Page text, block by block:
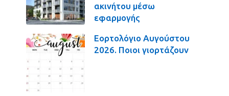
ακινήτου μέσω
εφαρμογής
Εορτολόγιο Αυγούστου
2026. Ποιοι γιορτάζουν